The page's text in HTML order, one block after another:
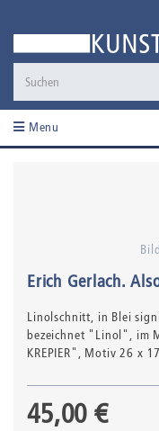
Menu
Erich Gerlach.
Linolschnitt, in Blei
bezeichnet "Linol", im
KREPIER" , Motiv 26 x
45,00 €